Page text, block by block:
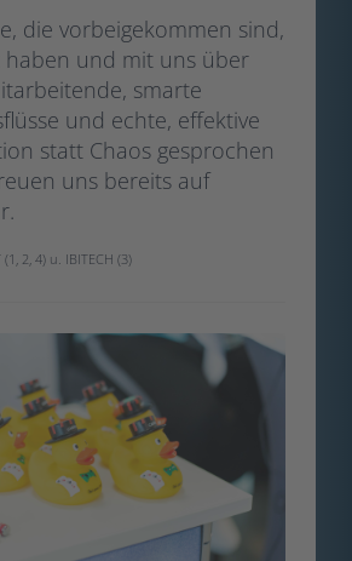
die vorbeigekommen sind,
und mit uns über
smarte
und echte, effektive
statt Chaos gesprochen
uns bereits auf
2, 4) u. IBITECH (3)